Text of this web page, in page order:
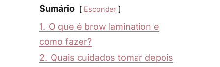
Sumário Esconder
1. O que é brow lamination e
como fazer?
2. Quais cuidados tomar depois